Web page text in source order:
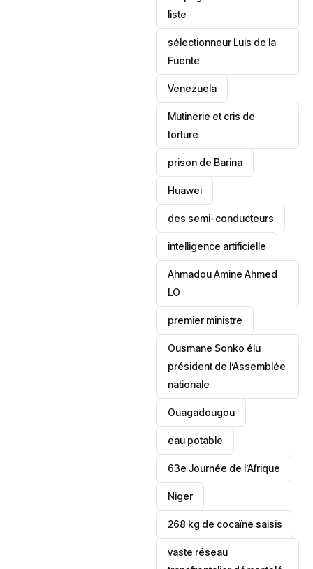
liste
sélectionneur Luis de la
Fuente
‎Venezuela
Mutinerie et cris de
torture
prison de Barina
Huawei
des semi-conducteurs
intelligence artificielle
Ahmadou Amine Ahmed
LO
premier ministre
Ousmane Sonko élu
président de l’Assemblée
nationale
‎Ouagadougou
eau potable
63e Journée de l’Afrique
‎Niger
268 kg de cocaïne saisis
vaste réseau